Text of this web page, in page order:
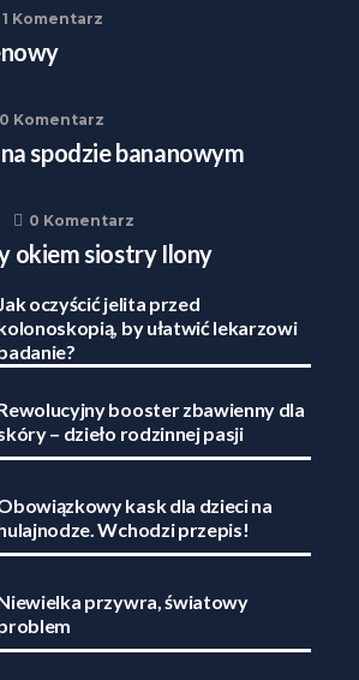
1 Komentarz
0 Komentarz
spodzie bananowym
0 Komentarz
okiem siostry Ilony
oczyścić jelita przed
by ułatwić lekarzowi
booster zbawienny dla
– dzieło rodzinnej pasji
kask dla dzieci na
Wchodzi przepis!
przywra, światowy